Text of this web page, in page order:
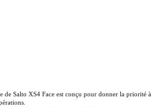
de Salto XS4 Face est conçu pour donner la priorité